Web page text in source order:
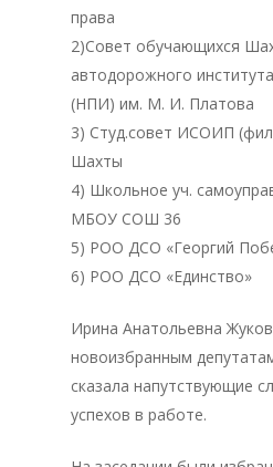
права
2)Совет обучающихся
автодорожного
(НПИ) им. М. И. Платова
3) Студ.совет ИСОИП
Шахты
4) Школьное уч.
МБОУ СОШ 36
5) РОО ДСО «Георгий
6) РОО ДСО «Единство»
Ирина Анатольевна
новоизбранным
сказала напутствующие
успехов в работе.